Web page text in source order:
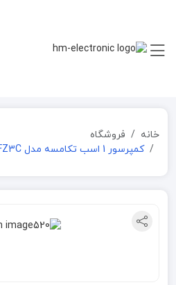
خانه
فروشگاه
کمپرسور 1 اسب تکامسه مدل AE2430Z-FZ3C مبرد R404